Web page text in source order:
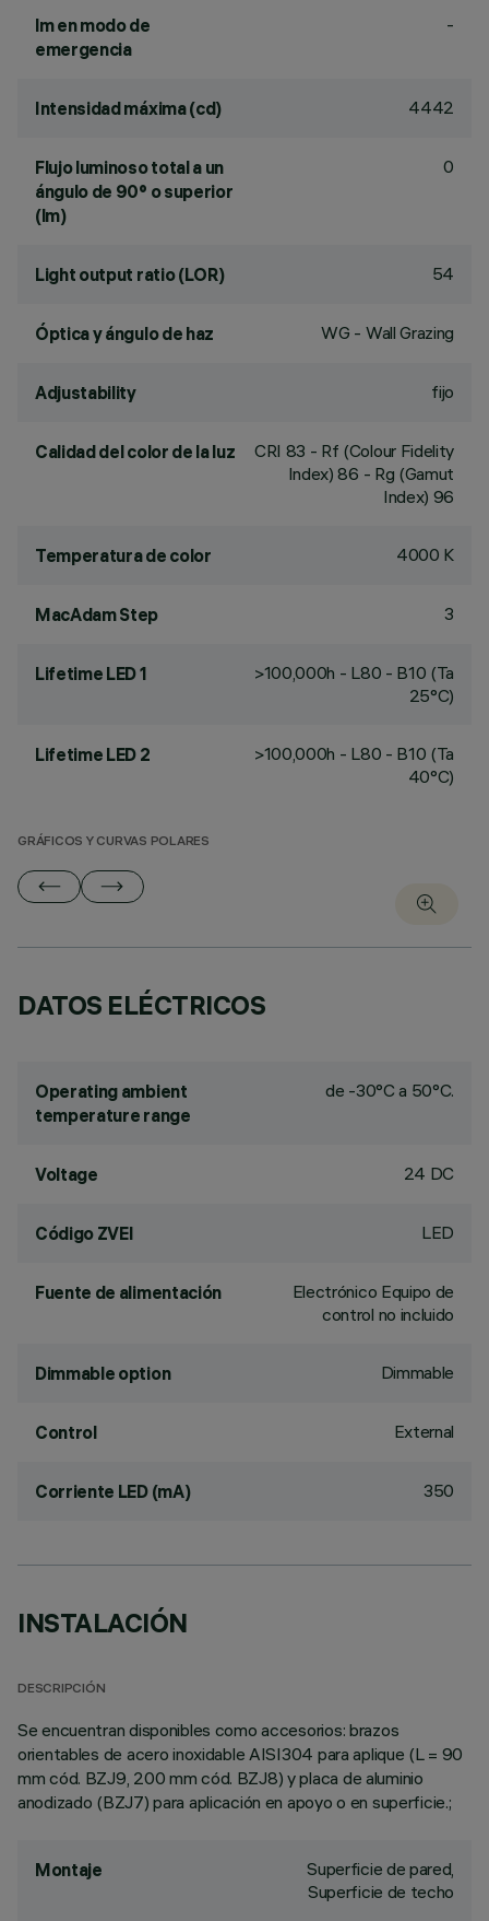
lm en modo de
emergencia
-
Intensidad máxima (cd) 4442
Flujo luminoso total a un
ángulo de 90° o superior
(lm)
0
Light output ratio (LOR) 54
Óptica y ángulo de haz WG - Wall Grazing
Adjustability fijo
Calidad del color de la luz CRI 83 - Rf (Colour Fidelity
Index) 86 - Rg (Gamut
Index) 96
Temperatura de color 4000 K
MacAdam Step 3
Lifetime LED 1
>100,000h - L80 - B10 (Ta
25°C)
Lifetime LED 2
>100,000h - L80 - B10 (Ta
40°C)
GRÁFICOS Y CURVAS POLARES
DATOS ELÉCTRICOS
Operating ambient
temperature range
de -30°C a 50°C.
Voltage 24 DC
Código ZVEI LED
Fuente de alimentación
Electrónico Equipo de
control no incluido
Dimmable option Dimmable
Control External
Corriente LED (mA) 350
INSTALACIÓN
DESCRIPCIÓN
Se encuentran disponibles como accesorios: brazos
orientables de acero inoxidable AISI304 para aplique (L = 90
mm cód. BZJ9, 200 mm cód. BZJ8) y placa de aluminio
anodizado (BZJ7) para aplicación en apoyo o en superficie.;
Montaje
Superficie de pared,
Superficie de techo